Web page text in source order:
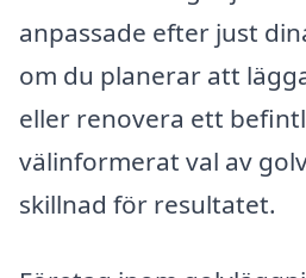
anpassade efter just
om du planerar att
eller renovera ett
välinformerat val av
skillnad för resultatet.